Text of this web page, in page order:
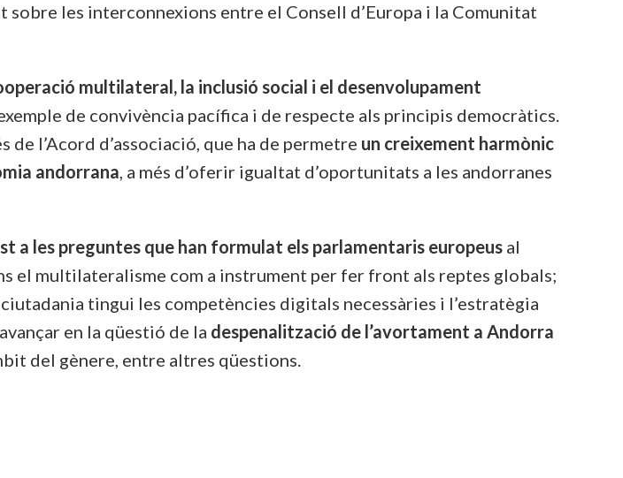
sobre les interconnexions entre el Consell d’Europa i la Comunitat
multilateral, la inclusió social i el desenvolupament
de convivència pacífica i de respecte als principis democràtics.
de l’Acord d’associació, que ha de permetre un creixement harmònic
andorrana, a més d’oferir igualtat d’oportunitats a les andorranes
a les preguntes que han formulat els parlamentaris europeus al
el multilateralisme com a instrument per fer front als reptes globals;
tingui les competències digitals necessàries i l’estratègia
en la qüestió de la despenalització de l’avortament a Andorra
del gènere, entre altres qüestions.